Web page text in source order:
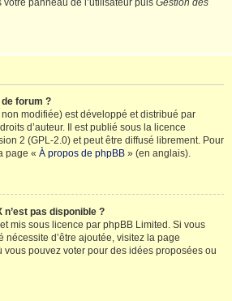
panneau de l’utilisateur puis Gestion des
forum ?
modifiée) est développé et distribué par
d’auteur. Il est publié sous la licence
2 (GPL-2.0) et peut être diffusé librement. Pour
page « À propos de phpBB » (en anglais).
n’est pas disponible ?
mis sous licence par phpBB Limited. Si vous
nécessite d’être ajoutée, visitez la page
vous pouvez voter pour des idées proposées ou